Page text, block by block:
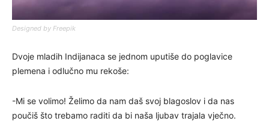
Designed by Freepik
Dvoje mladih Indijanaca se jednom uputiše do poglavice
plemena i odlučno mu rekoše:
-Mi se volimo! Želimo da nam daš svoj blagoslov i da nas
poučiš što trebamo raditi da bi naša ljubav trajala vječno.